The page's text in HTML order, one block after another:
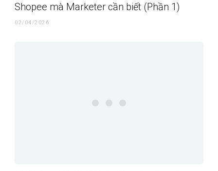
Shopee mà Marketer cần biết (Phần 1)
02/04/2026